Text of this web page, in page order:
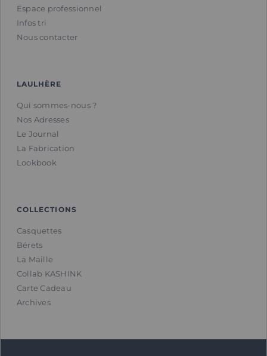
Espace professionnel
Infos tri
Nous contacter
LAULHÈRE
Qui sommes-nous ?
Nos Adresses
Le Journal
La Fabrication
Lookbook
COLLECTIONS
Casquettes
Bérets
La Maille
Collab KASHINK
Carte Cadeau
Archives